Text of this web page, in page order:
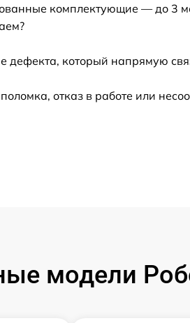
комплектующие — до 3
дефекта, который напрямую
отказ в работе или
модели